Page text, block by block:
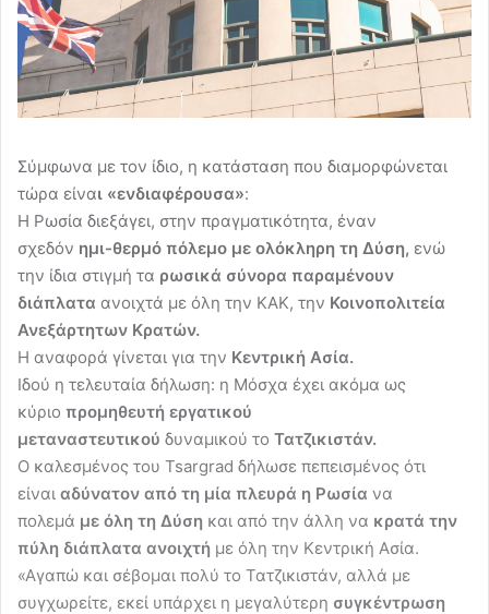
Σύμφωνα με τον ίδιο, η κατάσταση που διαμορφώνεται
τώρα είναι «ενδιαφέρουσα»:
Η Ρωσία διεξάγει, στην πραγματικότητα, έναν
σχεδόν ημι-θερμό πόλεμο με ολόκληρη τη Δύση, ενώ
την ίδια στιγμή τα ρωσικά σύνορα παραμένουν
διάπλατα ανοιχτά με όλη την ΚΑΚ, την Κοινοπολιτεία
Ανεξάρτητων Κρατών.
Η αναφορά γίνεται για την Κεντρική Ασία.
Ιδού η τελευταία δήλωση: η Μόσχα έχει ακόμα ως
κύριο προμηθευτή εργατικού
μεταναστευτικού δυναμικού το Τατζικιστάν.
Ο καλεσμένος του Tsargrad δήλωσε πεπεισμένος ότι
είναι αδύνατον από τη μία πλευρά η Ρωσία να
πολεμά με όλη τη Δύση και από την άλλη να κρατά την
πύλη διάπλατα ανοιχτή με όλη την Κεντρική Ασία.
«Αγαπώ και σέβομαι πολύ το Τατζικιστάν, αλλά με
συγχωρείτε, εκεί υπάρχει η μεγαλύτερη συγκέντρωση